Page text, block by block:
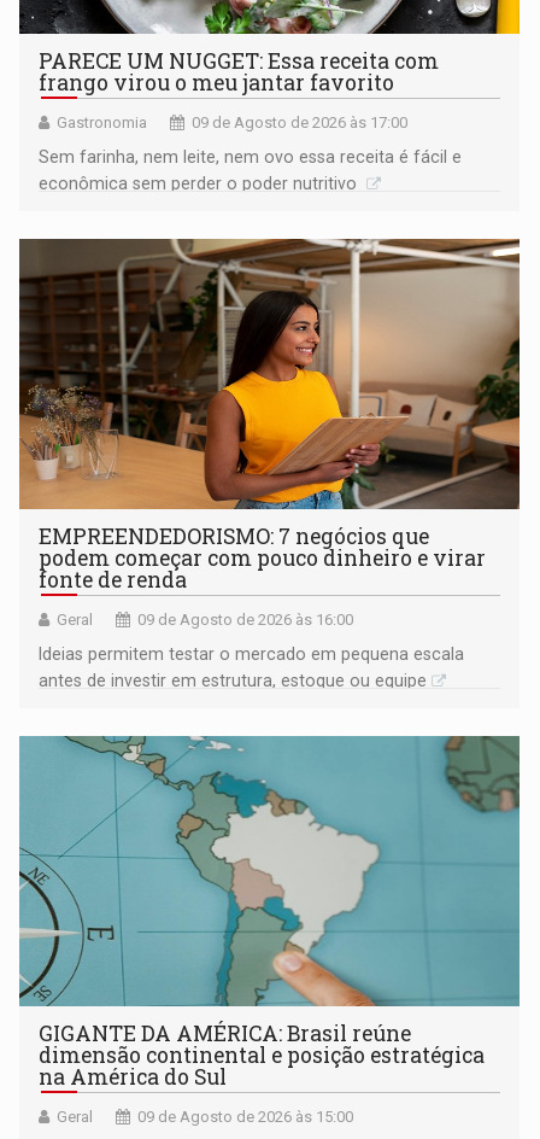
PARECE UM NUGGET: Essa receita com
frango virou o meu jantar favorito
Gastronomia 09 de Agosto de 2026 às 17:00
Sem farinha, nem leite, nem ovo essa receita é fácil e
econômica sem perder o poder nutritivo
EMPREENDEDORISMO: 7 negócios que
podem começar com pouco dinheiro e virar
fonte de renda
Geral 09 de Agosto de 2026 às 16:00
Ideias permitem testar o mercado em pequena escala
antes de investir em estrutura, estoque ou equipe
GIGANTE DA AMÉRICA: Brasil reúne
dimensão continental e posição estratégica
na América do Sul
Geral 09 de Agosto de 2026 às 15:00